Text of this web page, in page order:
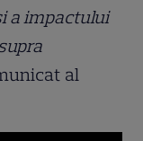
a impactului
al